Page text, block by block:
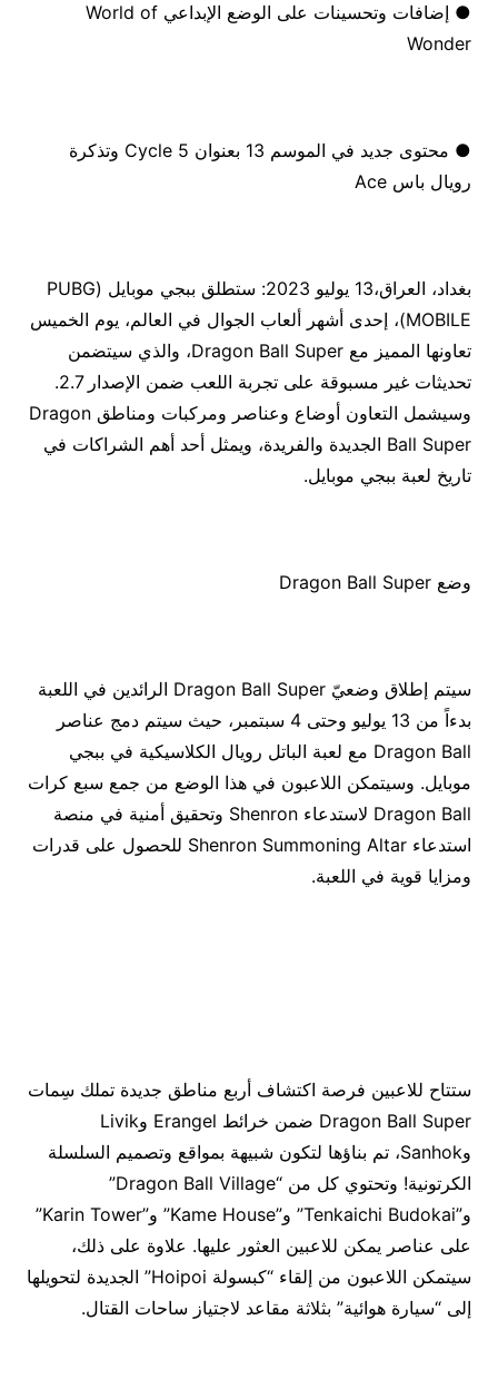
● إضافات وتحسينات على الوضع الإبداعي World of
Wonder
● محتوى جديد في الموسم 13 بعنوان Cycle 5 وتذكرة
رويال باس Ace
بغداد، العراق،13 يوليو 2023: ستطلق ببجي موبايل (PUBG
MOBILE)، إحدى أشهر ألعاب الجوال في العالم، يوم الخميس
تعاونها المميز مع Dragon Ball Super، والذي سيتضمن
تحديثات غير مسبوقة على تجربة اللعب ضمن الإصدار 2.7.
وسيشمل التعاون أوضاع وعناصر ومركبات ومناطق Dragon
Ball Super الجديدة والفريدة، ويمثل أحد أهم الشراكات في
تاريخ لعبة ببجي موبايل.
وضع Dragon Ball Super
سيتم إطلاق وضعيّ Dragon Ball Super الرائدين في اللعبة
بدءاً من 13 يوليو وحتى 4 سبتمبر، حيث سيتم دمج عناصر
Dragon Ball مع لعبة الباتل رويال الكلاسيكية في ببجي
موبايل. وسيتمكن اللاعبون في هذا الوضع من جمع سبع كرات
Dragon Ball لاستدعاء Shenron وتحقيق أمنية في منصة
استدعاء Shenron Summoning Altar للحصول على قدرات
ومزايا قوية في اللعبة.
ستتاح للاعبين فرصة اكتشاف أربع مناطق جديدة تملك سِمات
Dragon Ball Super ضمن خرائط Erangel وLivik
وSanhok، تم بناؤها لتكون شبيهة بمواقع وتصميم السلسلة
الكرتونية! وتحتوي كل من “Dragon Ball Village”
و”Tenkaichi Budokai” و”Kame House” و”Karin Tower”
على عناصر يمكن للاعبين العثور عليها. علاوة على ذلك،
سيتمكن اللاعبون من إلقاء “كبسولة Hoipoi” الجديدة لتحويلها
إلى “سيارة هوائية” بثلاثة مقاعد لاجتياز ساحات القتال.